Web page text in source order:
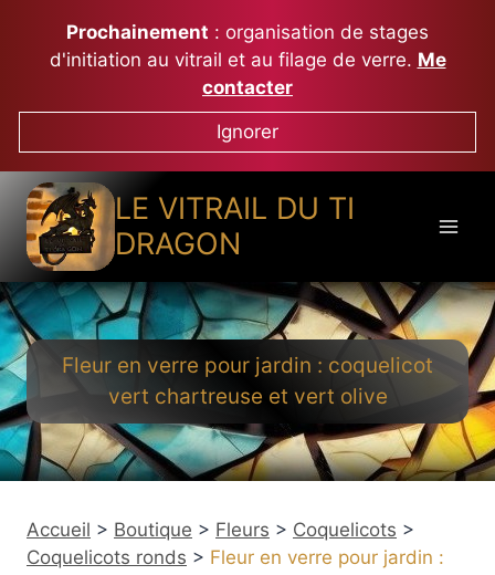
contenu
Prochainement : organisation de stages
d'initiation au vitrail et au filage de verre. Me
contacter
Ignorer
LE VITRAIL DU TI
DRAGON
Fleur en verre pour jardin : coquelicot
vert chartreuse et vert olive
Accueil > Boutique > Fleurs > Coquelicots >
Coquelicots ronds > Fleur en verre pour jardin :